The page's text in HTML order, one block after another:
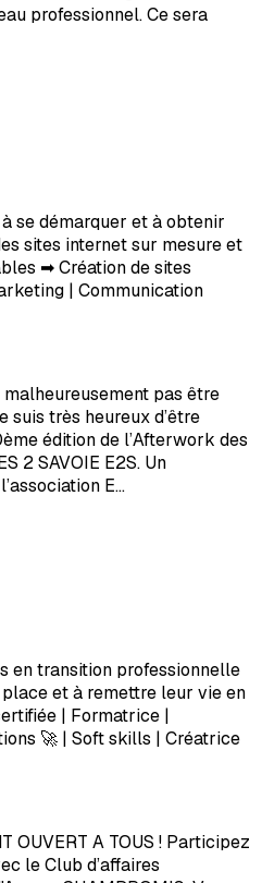
professionnel. Ce sera
se démarquer et à obtenir
sites internet sur mesure et
➡ Création de sites
| Communication
pas être
suis très heureux d’être
édition de l’Afterwork des
2 SAVOIE E2S. Un
E…
en transition professionnelle
et à remettre leur vie en
| Formatrice |
🚀 | Soft skills | Créatrice
OUVERT A TOUS ! Participez
le Club d’affaires